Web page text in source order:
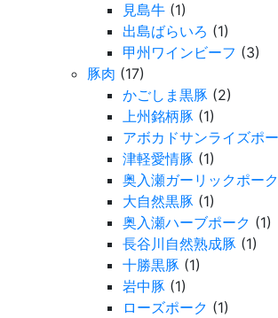
見島牛 (1)
出島ばらいろ (1)
甲州ワインビーフ (3)
豚肉 (17)
かごしま黒豚 (2)
上州銘柄豚 (1)
アボカドサンライズポ
津軽愛情豚 (1)
奥入瀬ガーリックポーク
大自然黒豚 (1)
奥入瀬ハーブポーク (1)
長谷川自然熟成豚 (1)
十勝黒豚 (1)
岩中豚 (1)
ローズポーク (1)